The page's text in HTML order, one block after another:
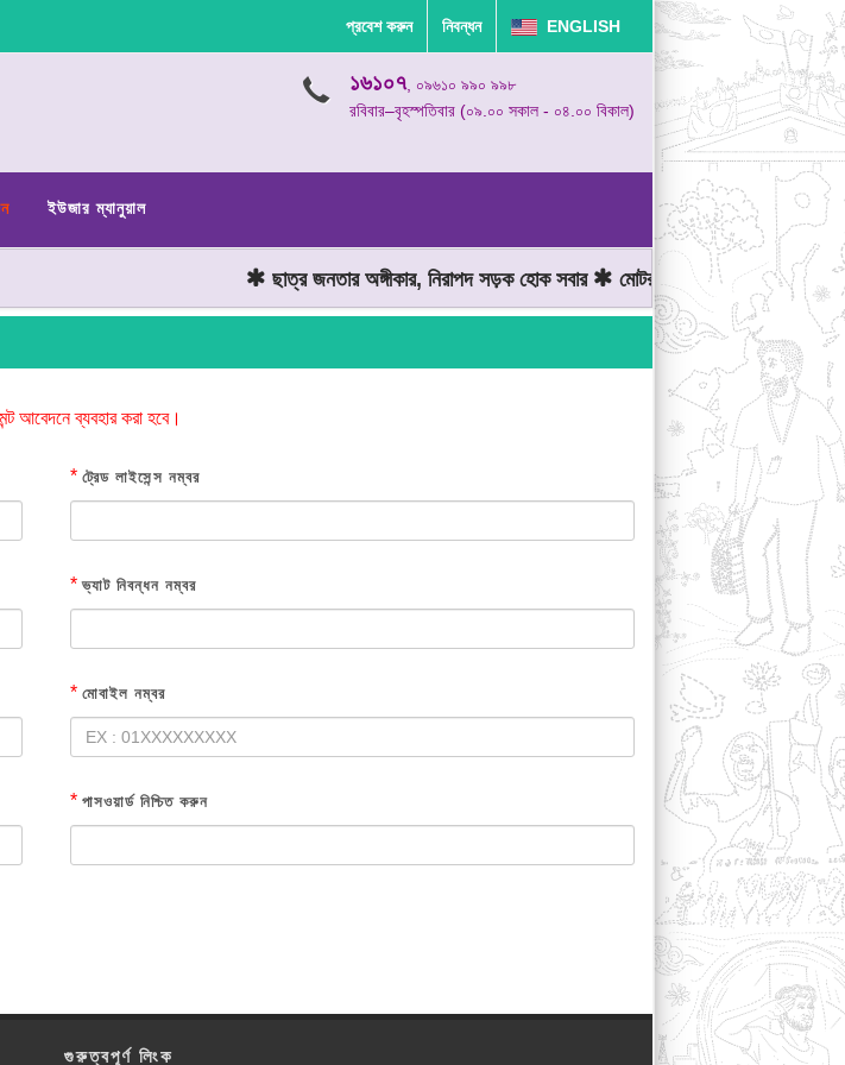
প্রবেশ করুন নিবন্ধন ENGLISH
১৬১০৭, ০৯৬১০ ৯৯০ ৯৯৮
রবিবার–বৃহস্পতিবার (০৯.০০ সকাল - ০৪.০০ বিকাল)
ইউজার ম্যানুয়াল
ছাত্র জনতার অঙ্গীকার, নিরাপদ সড়ক হোক সবার মোটরযান চালানোর সময় গতিসীমা
আবেদনে ব্যবহার করা হবে।
* ট্রেড লাইসেন্স নম্বর
* ভ্যাট নিবন্ধন নম্বর
* মোবাইল নম্বর
* পাসওয়ার্ড নিশ্চিত করুন
গুরুত্বপূর্ণ লিংক